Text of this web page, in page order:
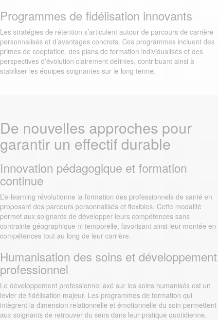
Programmes de fidélisation innovants
Les stratégies de rétention s’articulent autour de parcours de carrière
personnalisés et d’avantages concrets. Ces programmes incluent des
primes de cooptation, des plans de formation individualisés et des
perspectives d’évolution clairement définies, contribuant ainsi à
stabiliser les équipes soignantes sur le long terme.
De nouvelles approches pour
garantir un effectif durable
Innovation pédagogique et formation
continue
L’e-learning révolutionne la formation des professionnels de santé en
proposant des parcours personnalisés et flexibles. Cette modalité
permet aux soignants de développer leurs compétences sans
contrainte géographique ni temporelle, favorisant ainsi leur montée en
compétences tout au long de leur carrière.
Humanisation des soins et développement
professionnel
Le développement professionnel axé sur les soins humanisés est un
levier de fidélisation majeur. Les programmes de formation qui
intègrent la dimension relationnelle et émotionnelle du soin permettent
aux soignants de retrouver du sens dans leur pratique quotidienne.